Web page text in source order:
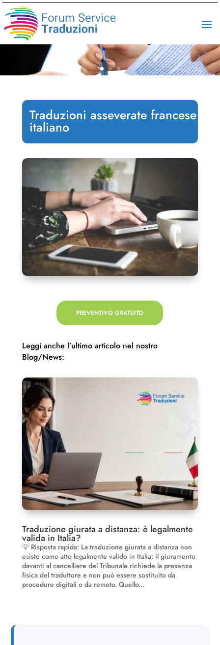
Traduzioni asseverate francese
italiano
PREVENTIVO GRATUITO
Leggi anche l’ultimo articolo nel nostro
Blog/News:
Traduzione giurata a distanza: è legalmente
valida in Italia?
💡 Risposta rapida: La traduzione giurata a distanza non
esiste come atto legalmente valido in Italia: il giuramento
davanti al cancelliere del Tribunale richiede la presenza
fisica del traduttore e non può essere sostituito da
procedure digitali o da remoto. Quello...